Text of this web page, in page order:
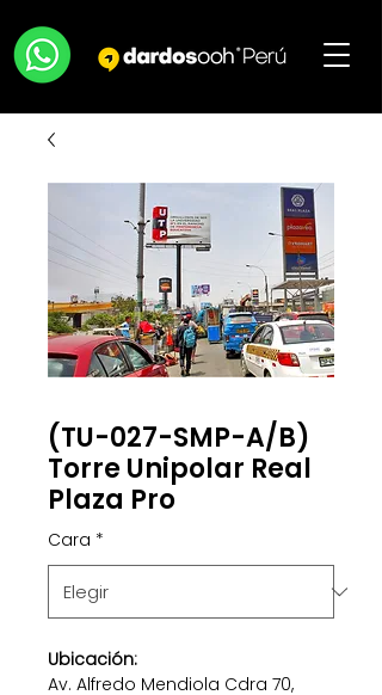
(TU-027-SMP-A/B)
Torre Unipolar Real
Plaza Pro
Cara *
Ubicación:
Av. Alfredo Mendiola Cdra 70,